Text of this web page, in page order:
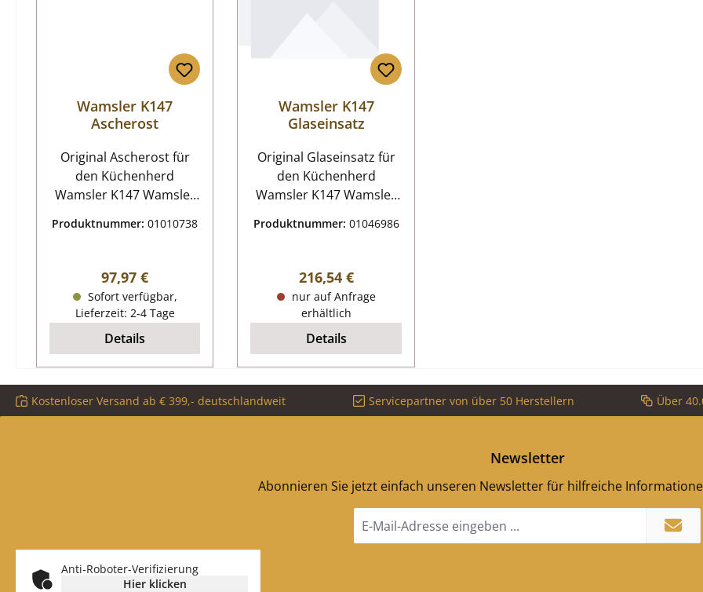
Wamsler K147
Ascherost
Original Ascherost für
den Küchenherd
Wamsler K147 Wamsler
Eckdaten: Rostgitter,
(B/L/H) 165 mm x 382
mm x 15/30 mm Material
Guss
Produktnummer:01010738
Regulärer Preis:
97,97 €
Sofort verfügbar,
Lieferzeit: 2-4 Tage
Details
Wamsler K147
Glaseinsatz
Original Glaseinsatz für
den Küchenherd
Wamsler K147 Wamsler
Eckdaten: inklusive
Produktnummer: 01046986
Regulärer Preis:
216,54 €
nur auf Anfrage
erhältlich
Details
Kostenloser Versand ab € 399,- deutschlandweit Servicepartner von über 50 Herstellern Über
Newsletter
Abonnieren Sie jetzt einfach unseren Newsletter für hilfreiche
Mail-
Anti-Roboter-Verifizierung
Hier klicken